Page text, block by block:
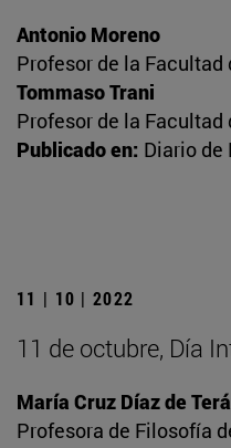
Antonio Moreno
Profesor de la
Tommaso Trani
Profesor de la
Publicado en: Diario de
11 | 10 | 2022
11 de octubre, Día
María Cruz Díaz de
Profesora de Filosofía